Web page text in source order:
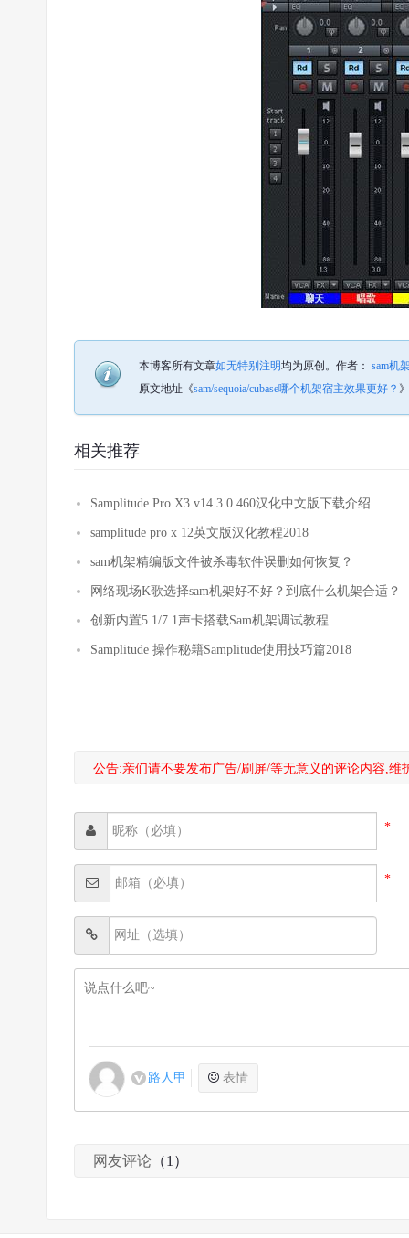
本博客所有文章如无特别注明均为原创。 作者： sam机
原文地址《sam/sequoia/cubase哪个机架宿主效果更好？ 》
相关推荐
Samplitude Pro X3 v14.3.0.460汉化中文版下载介绍
samplitude pro x 12英文版汉化教程2018
sam机架精编版文件被杀毒软件误删如何恢复？
网络现场K歌选择sam机架好不好？到底什么机架合适？
创新内置5.1/7.1声卡搭载Sam机架调试教程
Samplitude 操作秘籍Samplitude使用技巧篇2018
公告:亲们请不要发布广告/刷屏/等无意义的评论内容,
*
*
路人甲 表情
网友评论 （1）